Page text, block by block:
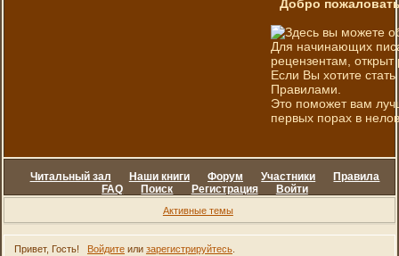
Добро
Здесь вы можете
Для начинающих
рецензентам, открыт
Если Вы хотите
Правилами.
Это поможет вам
первых порах в
Читальный зал Наши книги Форум Участники
Правила
FAQ
Поиск Регистрация Войти
Активные темы
Привет, Гость! Войдитеили зарегистрируйтесь.